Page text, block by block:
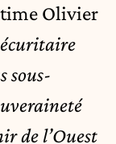
Olivier
sous-
de l’Ouest